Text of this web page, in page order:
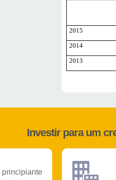
2015
2014
2013
Investir para um
principiante